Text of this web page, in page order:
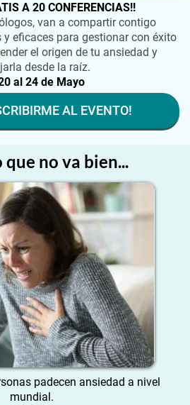
A 20 CONFERENCIAS!!
van a compartir contigo
eficaces para gestionar con éxito
el origen de tu ansiedad y
desde la raíz.
al 24 de Mayo
AL EVENTO!
que no va bien...
padecen ansiedad a nivel
mundial.